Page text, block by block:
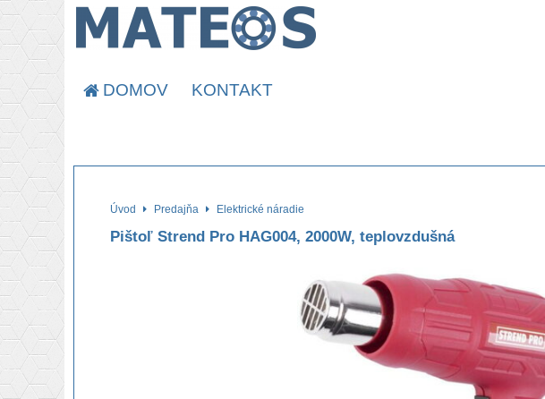
DOMOV KONTAKT
Úvod Predajňa Elektrické náradie
Pištoľ Strend Pro HAG004, 2000W, teplovzdušná